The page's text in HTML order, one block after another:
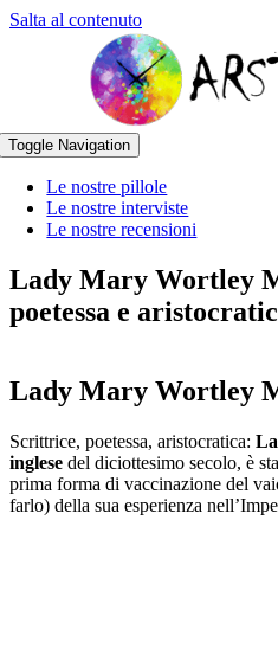
Salta al contenuto
Toggle Navigation
Le nostre pillole
Le nostre interviste
Le nostre recensioni
Lady Mary Wortley
poetessa e
Lady Mary Wortley
Scrittrice, poetessa, aristocratica:
inglese del diciottesimo secolo, è
prima forma di vaccinazione del
farlo) della sua esperienza